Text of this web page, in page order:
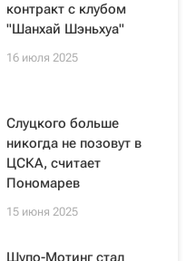
контракт с клубом
"Шанхай Шэньхуа"
16 июля 2025
Слуцкого больше
никогда не позовут в
ЦСКА, считает
Пономарев
15 июня 2025
Шупо-Мотинг стал